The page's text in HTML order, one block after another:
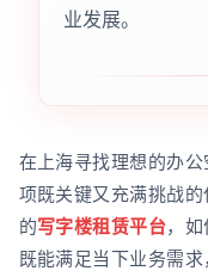
业发展。
在上海寻找理想的办
项既关键又充满挑战
的写字楼租赁平台，
既能满足当下业务需